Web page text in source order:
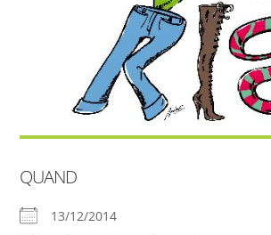
QUAND
13/12/2014